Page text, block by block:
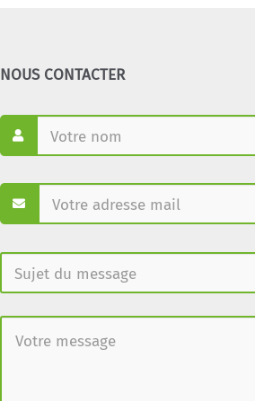
NOUS CONTACTER